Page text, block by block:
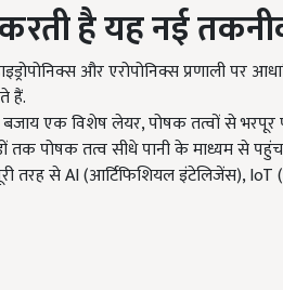
है यह नई
और एरोपोनिक्स प्रणाली पर
हैं.
बजाय एक विशेष लेयर, पोषक तत्वों से
पोषक तत्व सीधे पानी के माध्यम से
तरह से AI (आर्टिफिशियल इंटेलिजेंस),